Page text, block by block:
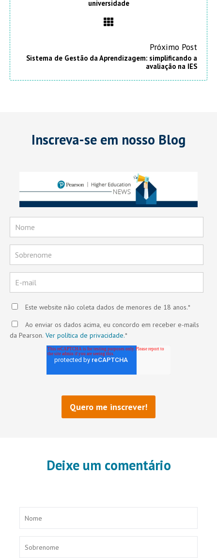
universidade
Próximo Post
Sistema de Gestão da Aprendizagem: simplificando a
avaliação na IES
Inscreva-se em nosso Blog
Este website não coleta dados de menores de 18 anos.*
Ao enviar os dados acima, eu concordo em receber e-mails
da Pearson. Ver política de privacidade.*
Deixe um comentário